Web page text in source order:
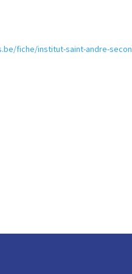
fiche/institut-saint-andre-